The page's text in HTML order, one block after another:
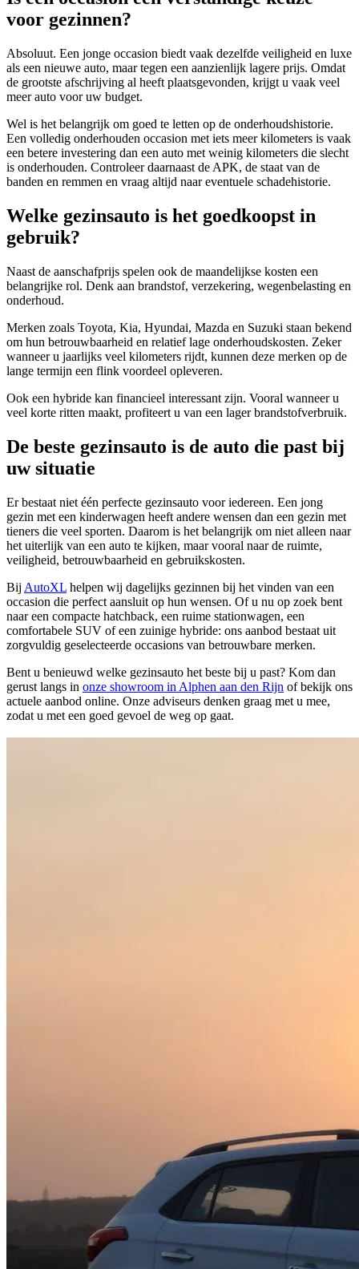
voor gezinnen?
Absoluut. Een jonge occasion biedt vaak dezelfde veiligheid en luxe
als een nieuwe auto, maar tegen een aanzienlijk lagere prijs. Omdat
de grootste afschrijving al heeft plaatsgevonden, krijgt u vaak veel
meer auto voor uw budget.
Wel is het belangrijk om goed te letten op de onderhoudshistorie.
Een volledig onderhouden occasion met iets meer kilometers is vaak
een betere investering dan een auto met weinig kilometers die slecht
is onderhouden. Controleer daarnaast de APK, de staat van de
banden en remmen en vraag altijd naar eventuele schadehistorie.
Welke gezinsauto is het goedkoopst in
gebruik?
Naast de aanschafprijs spelen ook de maandelijkse kosten een
belangrijke rol. Denk aan brandstof, verzekering, wegenbelasting en
onderhoud.
Merken zoals Toyota, Kia, Hyundai, Mazda en Suzuki staan bekend
om hun betrouwbaarheid en relatief lage onderhoudskosten. Zeker
wanneer u jaarlijks veel kilometers rijdt, kunnen deze merken op de
lange termijn een flink voordeel opleveren.
Ook een hybride kan financieel interessant zijn. Vooral wanneer u
veel korte ritten maakt, profiteert u van een lager brandstofverbruik.
De beste gezinsauto is de auto die past bij
uw situatie
Er bestaat niet één perfecte gezinsauto voor iedereen. Een jong
gezin met een kinderwagen heeft andere wensen dan een gezin met
tieners die veel sporten. Daarom is het belangrijk om niet alleen naar
het uiterlijk van een auto te kijken, maar vooral naar de ruimte,
veiligheid, betrouwbaarheid en gebruikskosten.
Bij AutoXL helpen wij dagelijks gezinnen bij het vinden van een
occasion die perfect aansluit op hun wensen. Of u nu op zoek bent
naar een compacte hatchback, een ruime stationwagen, een
comfortabele SUV of een zuinige hybride: ons aanbod bestaat uit
zorgvuldig geselecteerde occasions van betrouwbare merken.
Bent u benieuwd welke gezinsauto het beste bij u past? Kom dan
gerust langs in onze showroom in Alphen aan den Rijn of bekijk ons
actuele aanbod online. Onze adviseurs denken graag met u mee,
zodat u met een goed gevoel de weg op gaat.